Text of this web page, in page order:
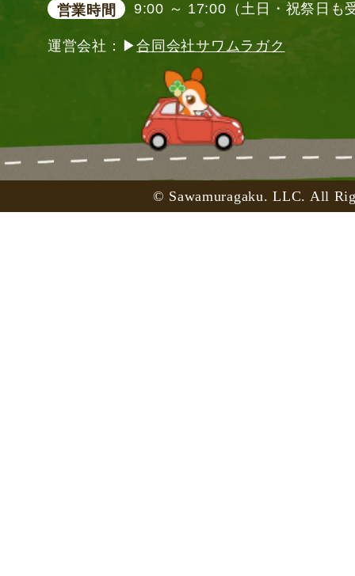
営業時間 9:00 ～ 17:00（土日・祝祭日も
運営会社：▶合同会社サワムラガク
© Sawamuragaku. LLC. All